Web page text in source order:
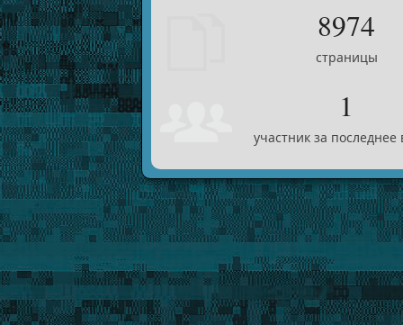
8974
страницы
1
участник за последнее